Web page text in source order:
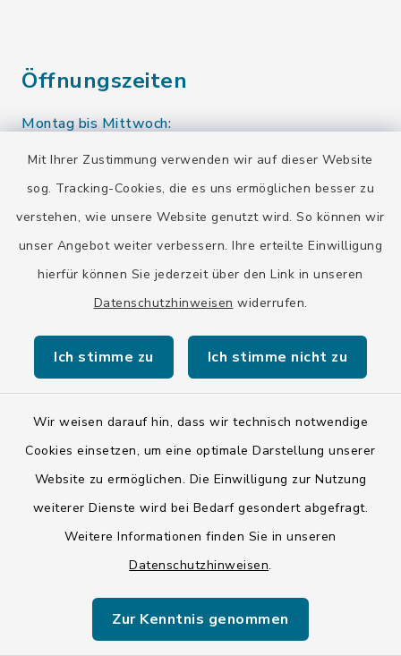
Mit Ihrer Zustimmung verwenden wir auf dieser Website
sog. Tracking-Cookies, die es uns ermöglichen besser zu
verstehen, wie unsere Website genutzt wird. So können wir
unser Angebot weiter verbessern. Ihre erteilte Einwilligung
hierfür können Sie jederzeit über den Link in unseren
Datenschutzhinweisen widerrufen.
Ich stimme zu Ich stimme nicht zu
Wir weisen darauf hin, dass wir technisch notwendige
Cookies einsetzen, um eine optimale Darstellung unserer
Website zu ermöglichen. Die Einwilligung zur Nutzung
weiterer Dienste wird bei Bedarf gesondert abgefragt.
Weitere Informationen finden Sie in unseren
Datenschutzhinweisen.
Zur Kenntnis genommen
Öffnungszeiten
Montag bis Mittwoch:
10.00-12.00 Uhr
Donnerstag:
10.00-12.00 Uhr
13.00-15.00 Uhr
Eine Terminvereinbarung ist auch außerhalb der
Öffnungszeiten möglich.
Kontakt
Datenschutz
ISIS 12